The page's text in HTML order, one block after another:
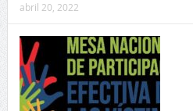
abril 20, 2022